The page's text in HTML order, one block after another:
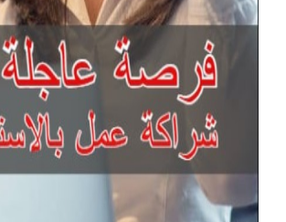
آخر الإعلانات